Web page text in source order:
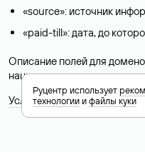
«source»: источник
«paid-till»: дата, до
Описание полей для
национальных доменах
Условия использования
Руцентр использует
технологииифайлы куки